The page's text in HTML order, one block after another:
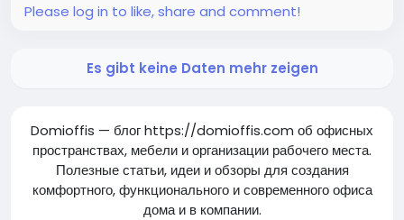
Domioffis — блог https://domioffis.com об офисных
пространствах, мебели и организации рабочего места.
Полезные статьи, идеи и обзоры для создания
комфортного, функционального и современного офиса
дома и в компании.
Please log in to like, share and comment!
Es gibt keine Daten mehr zeigen